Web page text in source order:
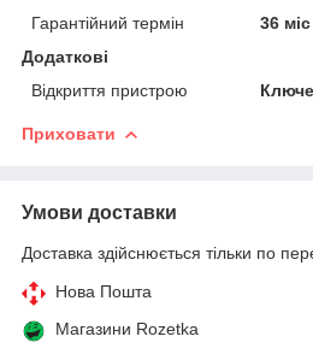
Гарантійний термін
36 міс
Додаткові
Відкриття пристрою
Приховати
Умови доставки
Доставка здійснюється тільки по
Нова Пошта
Магазини Rozetka